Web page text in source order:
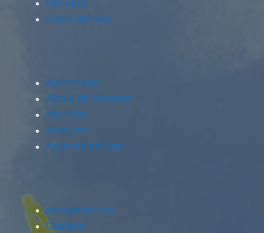
Nosotros
Mapa del sitio
Alcobendas
Alcalá de Henares
Alcorcón
Aranjuez
Arganda del Rey
Arroyomolinos
Coslada